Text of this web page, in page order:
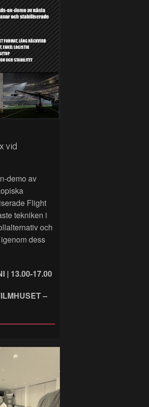
vid
av
Flight
tekniken i
och
dess
| 13.00-17.00
–